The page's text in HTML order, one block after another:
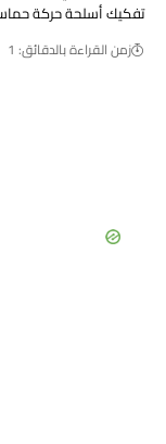
تفكيك أسلحة حركة
زمن القراءة بالدقائق: 1